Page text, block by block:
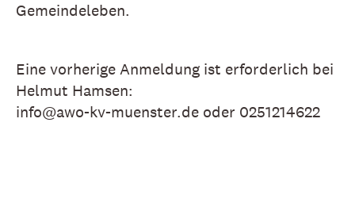
Gemeindeleben.
Eine vorherige Anmeldung ist erforderlich bei
Helmut Hamsen:
info@awo-kv-muenster.de oder 0251214622